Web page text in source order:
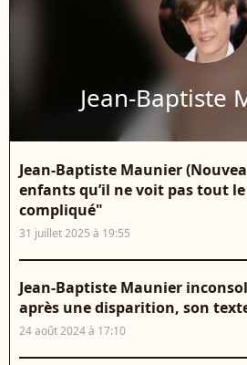
Jean-Baptiste
Jean-Baptiste Maunier
enfants qu’il ne voit pas tout le
compliqué"
31 juillet 2025 à 19:55
Jean-Baptiste Maunier
après une disparition, son
24 août 2024 à 17:10